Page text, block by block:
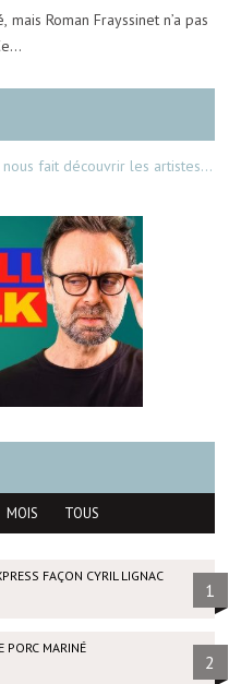
Roman Frayssinet n’a pas
fait découvrir les artistes…
MOIS TOUS
FAÇON CYRIL LIGNAC
1
PORC MARINÉ
2